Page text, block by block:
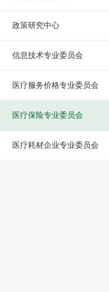
政策研究中心
信息技术专业委员会
医疗服务价格专业委员会
医疗保险专业委员会
医疗耗材企业专业委员会